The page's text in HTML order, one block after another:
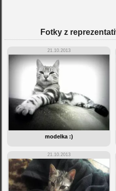
Fotky z
21.10.2013
modelka :)
21.10.2013